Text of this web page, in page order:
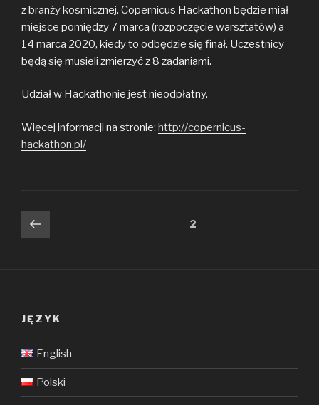
z branży kosmicznej. Copernicus Hackathon będzie miał
miejsce pomiędzy 7 marca (rozpoczęcie warsztatów) a
14 marca 2020, kiedy to odbędzie się finał. Uczestnicy
będą się musieli zmierzyć z 8 zadaniami.
Udział w Hackathonie jest nieodpłatny.
Więcej informacji na stronie: http://copernicus-
hackathon.pl/
Nawigacja
po
Poprzednia
strona
2
JĘZYK
English
Polski